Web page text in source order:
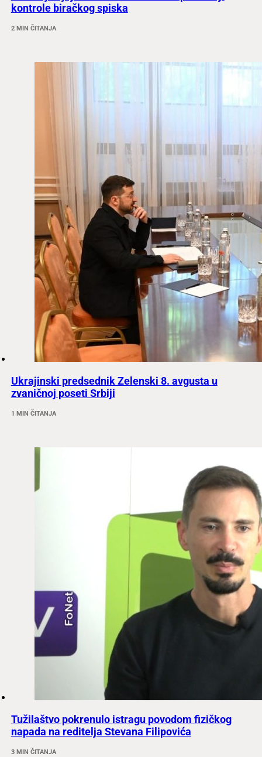
kontrole biračkog spiska
2 MIN ČITANJA
Ukrajinski predsednik Zelenski 8. avgusta u
zvaničnoj poseti Srbiji
1 MIN ČITANJA
Tužilaštvo pokrenulo istragu povodom fizičkog
napada na reditelja Stevana Filipovića
3 MIN ČITANJA